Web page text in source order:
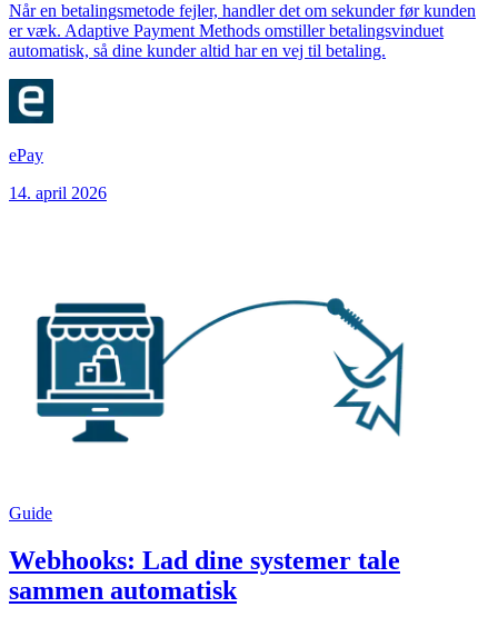
Når en betalingsmetode fejler, handler det om sekunder før kunden
er væk. Adaptive Payment Methods omstiller betalingsvinduet
automatisk, så dine kunder altid har en vej til betaling.
ePay
14. april 2026
Guide
Webhooks: Lad dine systemer tale
sammen automatisk